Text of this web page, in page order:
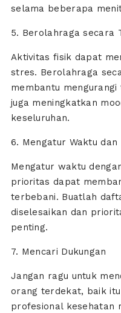
selama beberapa
5. Berolahraga secara
Aktivitas fisik dapat
stres. Berolahraga
membantu
juga meningkatkan
keseluruhan.
6. Mengatur Waktu dan
Mengatur waktu
prioritas dapat
terbebani. Buatlah
diselesaikan dan
penting.
7. Mencari Dukungan
Jangan ragu untuk
orang terdekat, baik
profesional kesehatan